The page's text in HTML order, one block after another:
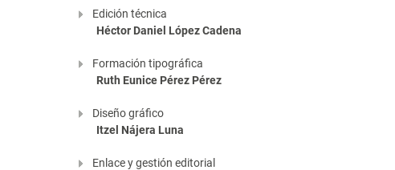
Edición técnica
Héctor Daniel López Cadena
Formación tipográfica
Ruth Eunice Pérez Pérez
Diseño gráfico
Itzel Nájera Luna
Enlace y gestión editorial